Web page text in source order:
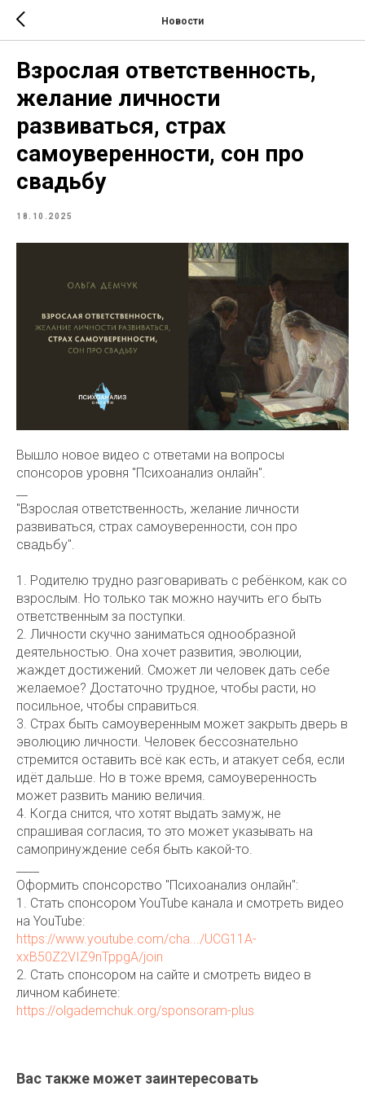
Новости
Взрослая ответственность,
желание личности
развиваться, страх
самоуверенности, сон про
свадьбу
18.10.2025
Вышло новое видео с ответами на вопросы
спонсоров уровня "Психоанализ онлайн".
"Взрослая ответственность, желание личности
развиваться, страх самоуверенности, сон про
свадьбу".
1. Родителю трудно разговаривать с ребёнком, как со
взрослым. Но только так можно научить его быть
ответственным за поступки.
2. Личности скучно заниматься однообразной
деятельностью. Она хочет развития, эволюции,
жаждет достижений. Сможет ли человек дать себе
желаемое? Достаточно трудное, чтобы расти, но
посильное, чтобы справиться.
3. Страх быть самоуверенным может закрыть дверь в
эволюцию личности. Человек бессознательно
стремится оставить всё как есть, и атакует себя, если
идёт дальше. Но в тоже время, самоуверенность
может развить манию величия.
4. Когда снится, что хотят выдать замуж, не
спрашивая согласия, то это может указывать на
самопринуждение себя быть какой-то.
Оформить спонсорство "Психоанализ онлайн":
1. Стать спонсором YouTube канала и смотреть видео
на YouTube:
https://www.youtube.com/cha.../UCG11A-
xxB50Z2VIZ9nTppgA/join
2. Стать спонсором на сайте и смотреть видео в
личном кабинете:
https://olgademchuk.org/sponsoram-plus
Вас также может заинтересовать